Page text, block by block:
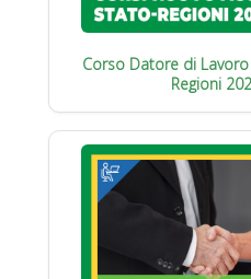
Corso Datore di
Regioni